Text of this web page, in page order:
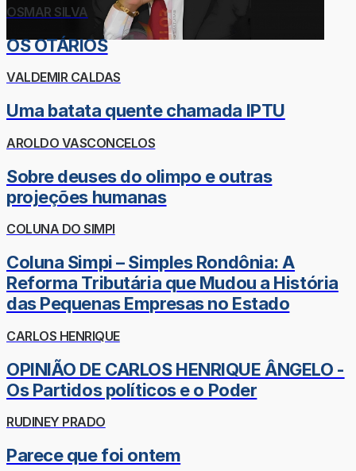
OSMAR SILVA
OS OTÁRIOS
VALDEMIR CALDAS
Uma batata quente chamada IPTU
AROLDO VASCONCELOS
Sobre deuses do olimpo e outras
projeções humanas
COLUNA DO SIMPI
Coluna Simpi – Simples Rondônia: A
Reforma Tributária que Mudou a História
das Pequenas Empresas no Estado
CARLOS HENRIQUE
OPINIÃO DE CARLOS HENRIQUE ÂNGELO -
Os Partidos políticos e o Poder
RUDINEY PRADO
Parece que foi ontem